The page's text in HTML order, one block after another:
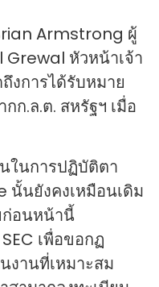
Armstrong ผู้
หัวหน้าเจ้า
งการได้รับหมาย
ก.ล.ต. สหรัฐฯ เมื่อ
ในการปฏิบัติตา
นั้นยังคงเหมือนเดิม
ก่อนหน้านี้
เพื่อขอกฏ
งานที่เหมาะสม